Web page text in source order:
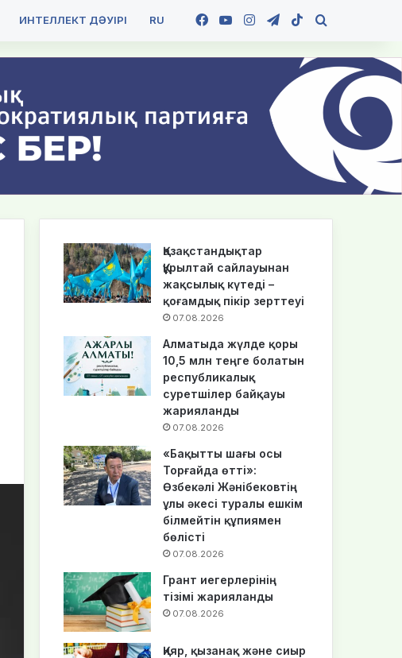
ИНТЕЛЛЕКТ ДӘУІРІ RU Facebook
YouTubeInstagramTelegram
TikTok
Қазақстандықтар
Құрылтай сайлауынан
жақсылық күтеді –
қоғамдық пікір зерттеуі
07.08.2026
Алматыда жүлде қоры
10,5 млн теңге болатын
республикалық
суретшілер байқауы
жарияланды
07.08.2026
«Бақытты шағы осы
Торғайда өтті»:
Өзбекәлі Жәнібековтің
ұлы әкесі туралы ешкім
білмейтін құпиямен
бөлісті
07.08.2026
Грант иегерлерінің
тізімі жарияланды
07.08.2026
Қияр, қызанақ және сиыр